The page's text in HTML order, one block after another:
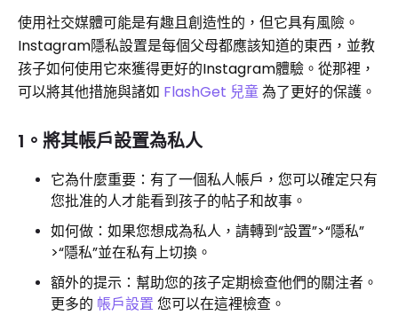
使用社交媒體可能是有趣且創造性的，但它具有風險。
Instagram隱私設置是每個父母都應該知道的東西，並教
孩子如何使用它來獲得更好的Instagram體驗。從那裡，
可以將其他措施與諸如 FlashGet 兒童為了更好的保護。
1。將其帳戶設置為私人
它為什麼重要：有了一個私人帳戶，您可以確定只有
您批准的人才能看到孩子的帖子和故事。
如何做：如果您想成為私人，請轉到“設置”>“隱私”
>“隱私”並在私有上切換。
額外的提示：幫助您的孩子定期檢查他們的關注者。
更多的 帳戶設置 您可以在這裡檢查。